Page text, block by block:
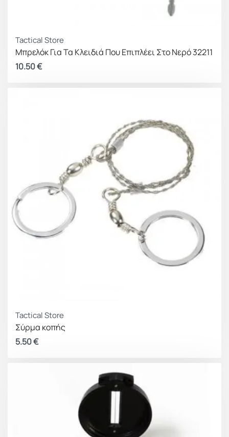
Tactical Store
Μπρελόκ Για Τα Κλειδιά Που Επιπλέει Στο Νερό 32211
10.50€
Tactical Store
Σύρμα κοπής
5.50€